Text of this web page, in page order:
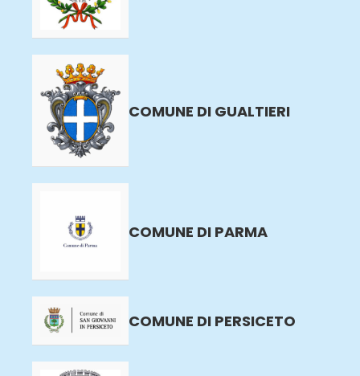
COMUNE DI GUALTIERI
COMUNE DI PARMA
COMUNE DI PERSICETO